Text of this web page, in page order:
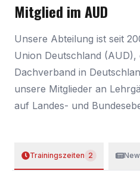
Mitglied im AUD
Unsere Abteilung ist seit
Union Deutschland
Dachverband in
unsere Mitglieder an
auf Landes- und
Trainingszeiten 2